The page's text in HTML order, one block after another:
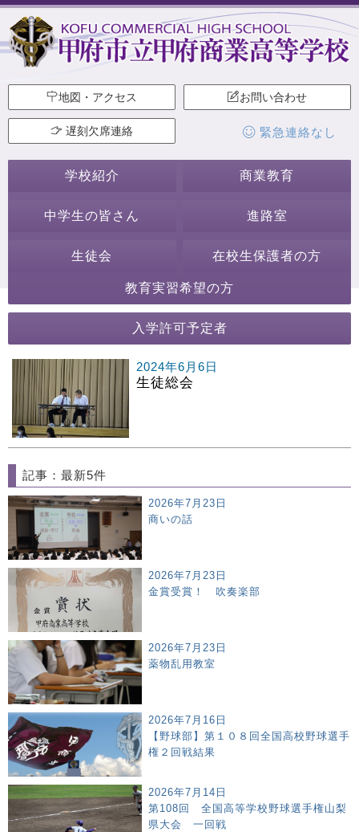
地図・アクセス お問い合わせ
遅刻欠席連絡 緊急連絡なし
学校紹介 商業教育
中学生の皆さん 進路室
生徒会 在校生保護者の方
教育実習希望の方
入学許可予定者
2024年6月6日
生徒総会
記事：最新5件
2026年7月23日
商いの話
2026年7月23日
金賞受賞！ 吹奏楽部
2026年7月23日
薬物乱用教室
2026年7月16日
【野球部】第１０８回全国高校野球選手
権２回戦結果
2026年7月14日
第108回 全国高等学校野球選手権山梨
県大会 一回戦